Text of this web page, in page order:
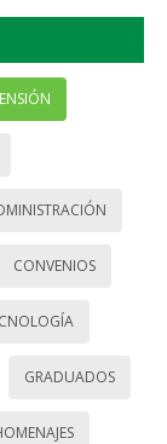
CONVENIOS
GRADUADOS